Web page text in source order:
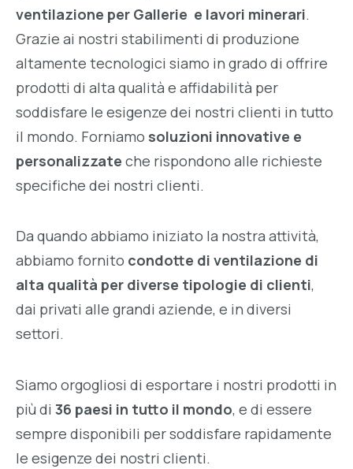
ventilazione per Gallerie e lavori minerari.
Grazie ai nostri stabilimenti di produzione
altamente tecnologici siamo in grado di offrire
prodotti di alta qualità e affidabilità per
soddisfare le esigenze dei nostri clienti in tutto
il mondo. Forniamo soluzioni innovative e
personalizzate che rispondono alle richieste
specifiche dei nostri clienti.
Da quando abbiamo iniziato la nostra attività,
abbiamo fornito condotte di ventilazione di
alta qualità per diverse tipologie di clienti,
dai privati alle grandi aziende, e in diversi
settori.
Siamo orgogliosi di esportare i nostri prodotti in
più di 36 paesi in tutto il mondo, e di essere
sempre disponibili per soddisfare rapidamente
le esigenze dei nostri clienti.